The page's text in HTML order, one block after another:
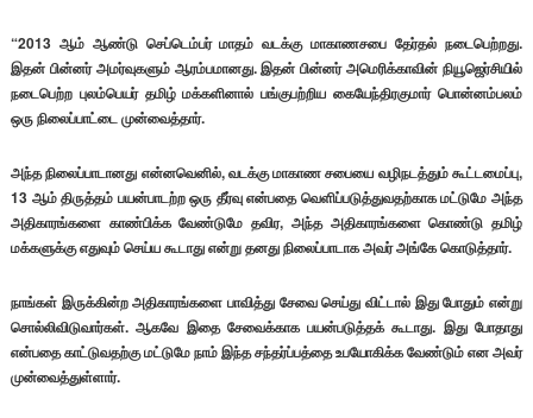
“2013 ஆம் ஆண்டு செப்டெம்பர் மாதம் வடக்கு மாகாணசபை தேர்தல் நடைபெற்றது.
இதன் பின்னர் அமர்வுகளும் ஆரம்பமானது. இதன் பின்னர் அமெரிக்காவின் நியூஜெர்சியில்
நடைபெற்ற புலம்பெயர் தமிழ் மக்களினால் பங்குபற்றிய கையேந்திரகுமார் பொன்னம்பலம்
ஒரு நிலைப்பாட்டை முன்வைத்தார்.
அந்த நிலைப்பாடானது என்னவெனில், வடக்கு மாகாண சபையை வழிநடத்தும் கூட்டமைப்பு,
13 ஆம் திருத்தம் பயன்பாடற்ற ஒரு தீர்வு என்பதை வெளிப்படுத்துவதற்காக மட்டுமே அந்த
அதிகாரங்களை காண்பிக்க வேண்டுமே தவிர, அந்த அதிகாரங்களை கொண்டு தமிழ்
மக்களுக்கு எதுவும் செய்ய கூடாது என்று தனது நிலைப்பாடாக அவர் அங்கே கொடுத்தார்.
நாங்கள் இருக்கின்ற அதிகாரங்களை பாவித்து சேவை செய்து விட்டால் இது போதும் என்று
சொல்லிவிடுவார்கள். ஆகவே இதை சேவைக்காக பயன்படுத்தக் கூடாது. இது போதாது
என்பதை காட்டுவதற்கு மட்டுமே நாம் இந்த சந்தர்ப்பத்தை உபயோகிக்க வேண்டும் என அவர்
முன்வைத்துள்ளார்.